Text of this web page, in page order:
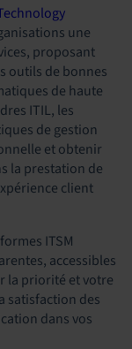
une
proposant
outils de bonnes
de haute
ITIL, les
de gestion
et obtenir
la prestation de
client
ITSM
accessibles
la priorité et votre
satisfaction des
dans vos